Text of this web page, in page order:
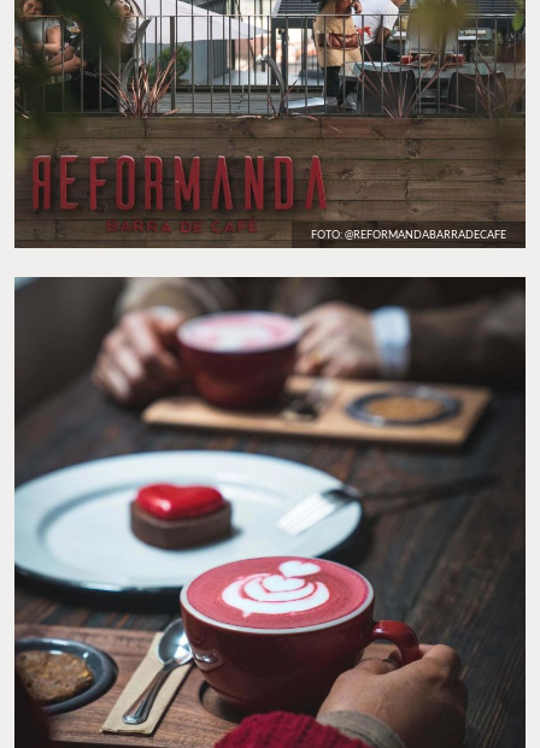
FOTO: @REFORMANDABARRADECAFE